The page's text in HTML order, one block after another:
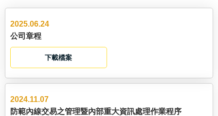
2025.06.24
公司章程
下載檔案
2024.11.07
防範內線交易之管理暨內部重大資訊處理作業程序